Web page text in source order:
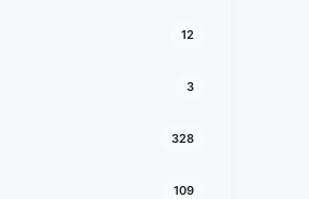
12
3
328
109